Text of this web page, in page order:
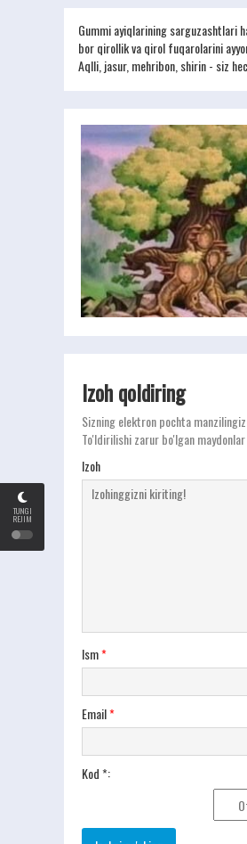
TUNGI
REJIM
Gummi ayiqlarining sarguzashtlari
bor qirollik va qirol fuqarolarini
Aqlli, jasur, mehribon, shirin - siz
Izoh qoldiring
Sizning elektron pochta
To'ldirilishi zarur bo'lgan maydonlar
Izoh
Ism*
Email*
Kod *: